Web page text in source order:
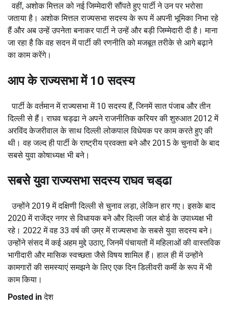
वहीं, अशोक मित्तल को नई जिम्मेदारी सौंपते हुए पार्टी ने उन पर भरोसा
जताया है। अशोक मित्तल राज्यसभा सदस्य के रूप में अपनी भूमिका निभा रहे
हैं और अब उन्हें उपनेता बनाकर पार्टी ने उन्हें और बड़ी जिम्मेदारी दी है। माना
जा रहा है कि वह सदन में पार्टी की रणनीति को मजबूत तरीके से आगे बढ़ाने
का काम करेंगे।
आप के राज्यसभा में 10 सदस्य
पार्टी के वर्तमान में राज्यसभा में 10 सदस्य हैं, जिनमें सात पंजाब और तीन
दिल्ली से हैं। राघव चड्ढा ने अपने राजनीतिक करियर की शुरुआत 2012 में
अरविंद केजरीवाल के साथ दिल्ली लोकपाल विधेयक पर काम करते हुए की
थी। वह जल्द ही पार्टी के राष्ट्रीय प्रवक्ता बने और 2015 के चुनावों के बाद
सबसे युवा कोषाध्यक्ष भी बने।
सबसे युवा राज्यसभा सदस्य राघव चड्‌ढा
उन्होंने 2019 में दक्षिणी दिल्ली से चुनाव लड़ा, लेकिन हार गए। इसके बाद
2020 में राजेंद्र नगर से विधायक बने और दिल्ली जल बोर्ड के उपाध्यक्ष भी
रहे। 2022 में वह 33 वर्ष की उम्र में राज्यसभा के सबसे युवा सदस्य बने।
उन्होंने संसद में कई अहम मुद्दे उठाए, जिनमें पंचायतों में महिलाओं की वास्तविक
भागीदारी और मासिक स्वच्छता जैसे विषय शामिल हैं। हाल ही में उन्होंने
कामगारों की समस्याएं समझने के लिए एक दिन डिलीवरी कर्मी के रूप में भी
काम किया।
Posted inदेश